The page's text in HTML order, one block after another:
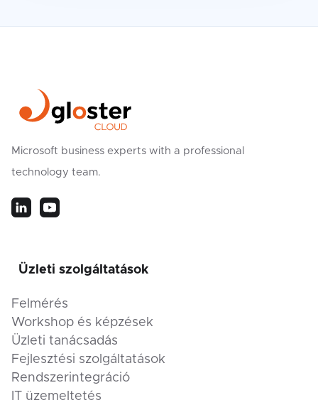
Microsoft business experts with a professional
technology team.
Üzleti szolgáltatások
Felmérés
Workshop és képzések
Üzleti tanácsadás
Fejlesztési szolgáltatások
Rendszerintegráció
IT üzemeltetés